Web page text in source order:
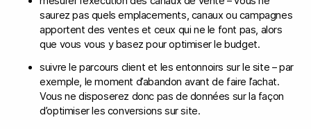
saurez pas quels emplacements, canaux ou campagnes
apportent des ventes et ceux qui ne le font pas, alors
que vous vous y basez pour optimiser le budget.
suivre le parcours client et les entonnoirs sur le site – par
exemple, le moment d’abandon avant de faire l’achat.
Vous ne disposerez donc pas de données sur la façon
d’optimiser les conversions sur site.